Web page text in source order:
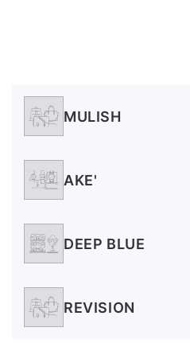
MULISH
AKE'
DEEP BLUE
REVISION